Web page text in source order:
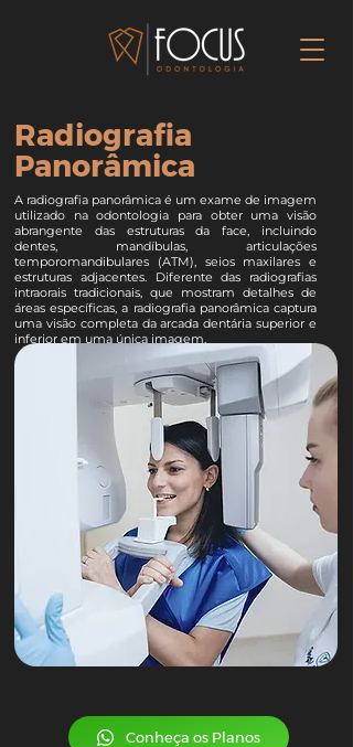
Radiografia
Panorâmica
A radiografia panorâmica é um exame de imagem
utilizado na odontologia para obter uma visão
abrangente das estruturas da face, incluindo
dentes, mandíbulas, articulações
temporomandibulares (ATM), seios maxilares e
estruturas adjacentes. Diferente das radiografias
intraorais tradicionais, que mostram detalhes de
áreas específicas, a radiografia panorâmica captura
uma visão completa da arcada dentária superior e
inferior em uma única imagem.
Conheça os Planos